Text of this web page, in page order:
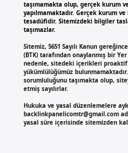
taşımamakta olup, gerçek kurum
yapılmamaktadır. Gerçek kurum
tesadüfidir. Sitemizdeki bilgiler
taşımazlar.
Sitemiz, 5651 Sayılı Kanun
(BTK) tarafından onaylanmış bir
nedenle, sitedeki içerikleri proaktif
yükümlülüğümüz
sorumluluğunu taşımakta olup,
etmiş sayılırlar.
Hukuka ve yasal düzenlemelere
backlinkpanelicomtr@gmail.com
yasal süre içerisinde sitemizden